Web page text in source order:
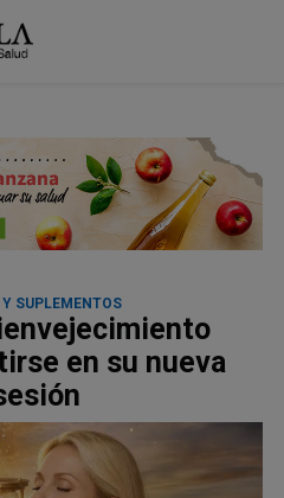
SUPLEMENTOS
en su nueva